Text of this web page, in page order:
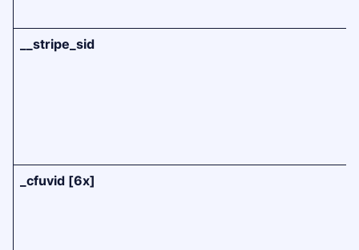
__stripe_sid
_cfuvid [6x]